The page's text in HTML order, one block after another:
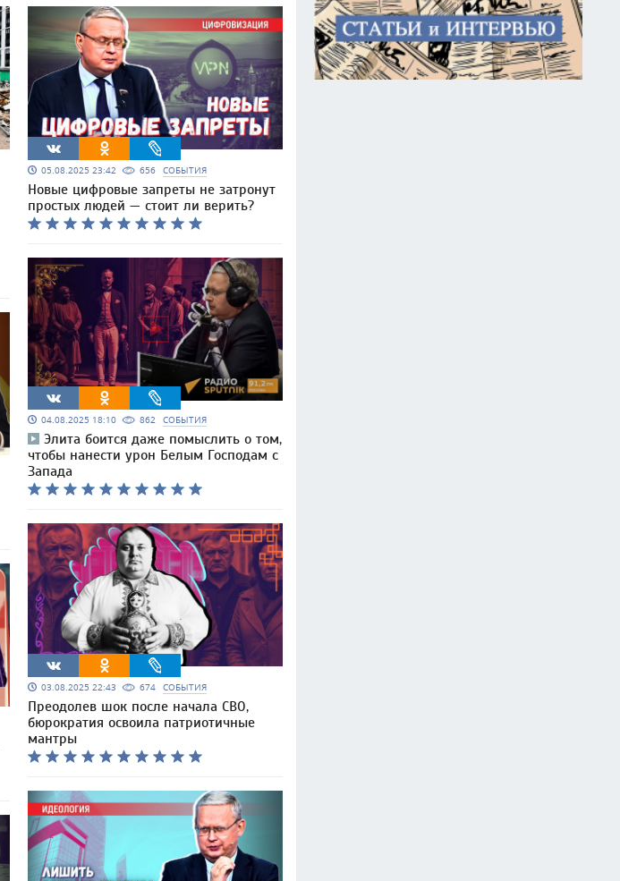
05.08.2025 23:42 656 СОБЫТИЯ
Новые цифровые запреты не затронут
простых людей — стоит ли верить?
04.08.2025 18:10 862 СОБЫТИЯ
Элита боится даже помыслить о том,
чтобы нанести урон Белым Господам с
Запада
03.08.2025 22:43 674 СОБЫТИЯ
Преодолев шок после начала СВО,
бюрократия освоила патриотичные
мантры